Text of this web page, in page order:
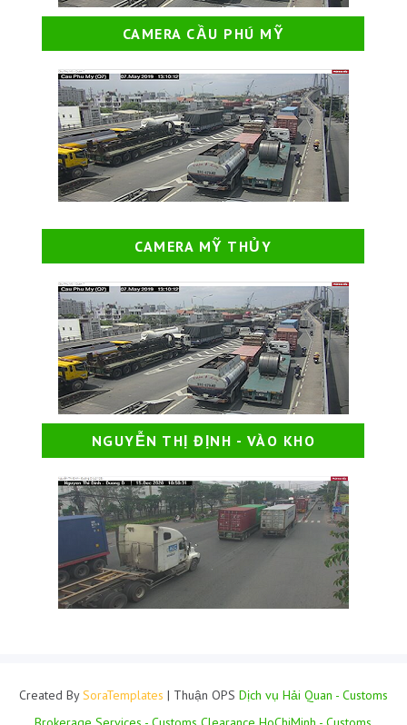
CAMERA CẦU PHÚ MỸ
CAMERA MỸ THỦY
NGUYỄN THỊ ĐỊNH - VÀO KHO
Created BySoraTemplates | Thuận OPS Dịch vụ Hải Quan - Customs